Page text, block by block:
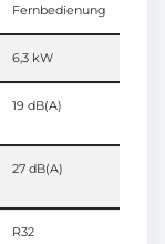
Fernbedienung
6,3 kW
19 dB(A)
27 dB(A)
R32